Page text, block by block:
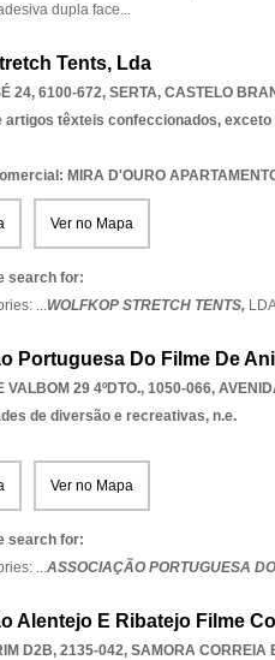
dupla face...
Tents, Lda
24, 6100-672, SERTA, CASTELO
artigos têxteis confeccionados,
MIRA D'OURO
Ver no Mapa
search for:
...WOLFKOP STRETCH TENTS,
Portuguesa Do Filme De
VALBOM 29 4ºDTO., 1050-066,
de diversão e recreativas, n.e.
Ver no Mapa
search for:
...ASSOCIAÇÃO PORTUGUESA
Alentejo E Ribatejo Filme
D2B, 2135-042, SAMORA CORREIA